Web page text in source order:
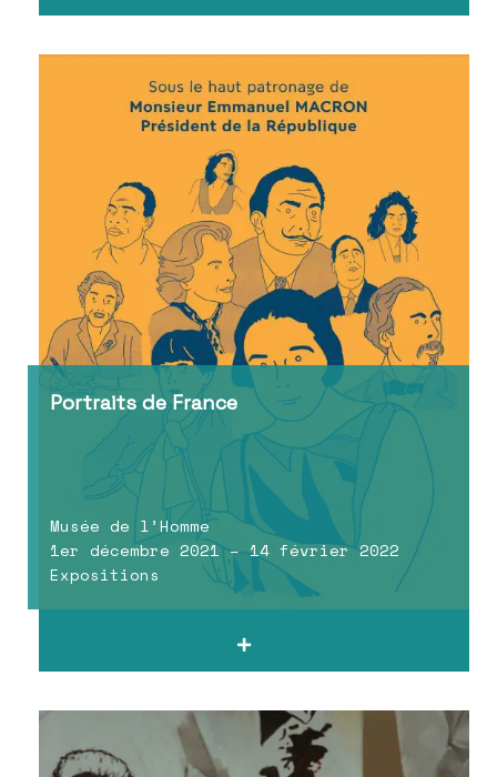
Portraits de France
Musée de l’Homme
1er décembre 2021 – 14 février 2022
Expositions